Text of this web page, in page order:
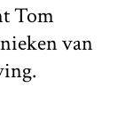
Tom
van